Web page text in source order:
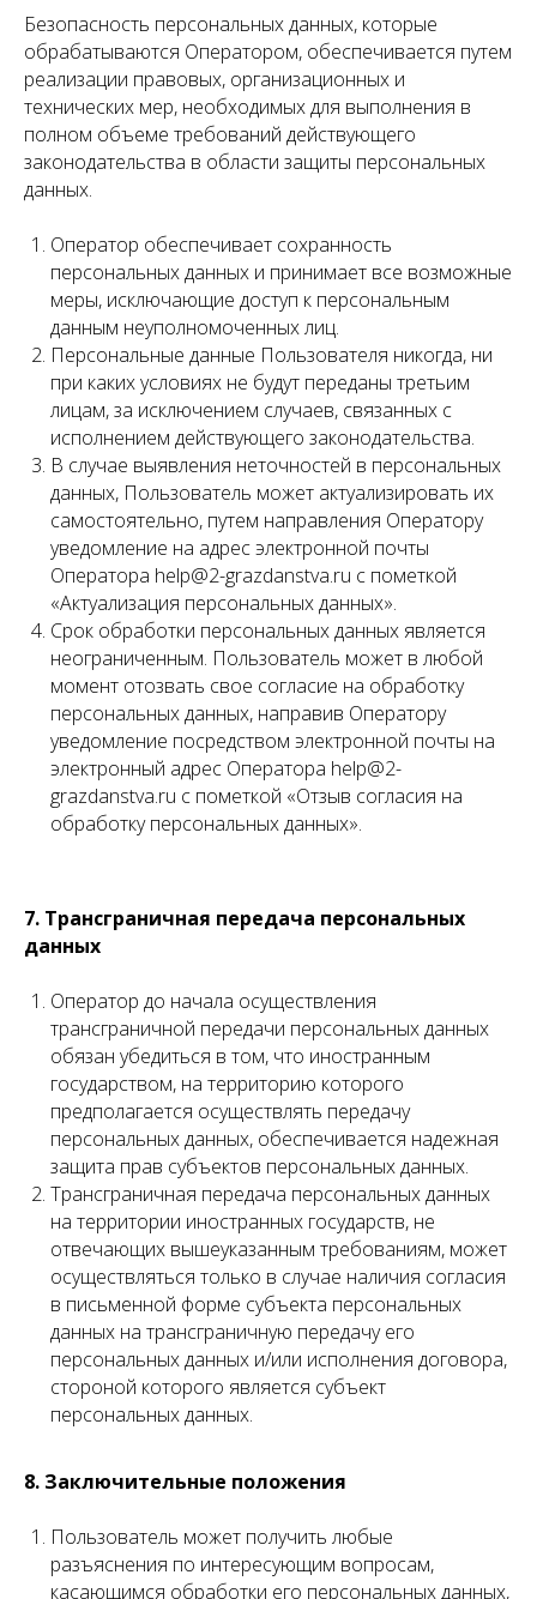
Безопасность персональных данных, которые
обрабатываются Оператором, обеспечивается путем
реализации правовых, организационных и
технических мер, необходимых для выполнения в
полном объеме требований действующего
законодательства в области защиты персональных
данных.
Оператор обеспечивает сохранность
персональных данных и принимает все возможные
меры, исключающие доступ к персональным
данным неуполномоченных лиц.
Персональные данные Пользователя никогда, ни
при каких условиях не будут переданы третьим
лицам, за исключением случаев, связанных с
исполнением действующего законодательства.
В случае выявления неточностей в персональных
данных, Пользователь может актуализировать их
самостоятельно, путем направления Оператору
уведомление на адрес электронной почты
Оператора help@2-grazdanstva.ru с пометкой
«Актуализация персональных данных».
Срок обработки персональных данных является
неограниченным. Пользователь может в любой
момент отозвать свое согласие на обработку
персональных данных, направив Оператору
уведомление посредством электронной почты на
электронный адрес Оператора help@2-
grazdanstva.ru с пометкой «Отзыв согласия на
обработку персональных данных».
7. Трансграничная передача персональных
данных
Оператор до начала осуществления
трансграничной передачи персональных данных
обязан убедиться в том, что иностранным
государством, на территорию которого
предполагается осуществлять передачу
персональных данных, обеспечивается надежная
защита прав субъектов персональных данных.
Трансграничная передача персональных данных
на территории иностранных государств, не
отвечающих вышеуказанным требованиям, может
осуществляться только в случае наличия согласия
в письменной форме субъекта персональных
данных на трансграничную передачу его
персональных данных и/или исполнения договора,
стороной которого является субъект
персональных данных.
8. Заключительные положения
Пользователь может получить любые
разъяснения по интересующим вопросам,
касающимся обработки его персональных данных,